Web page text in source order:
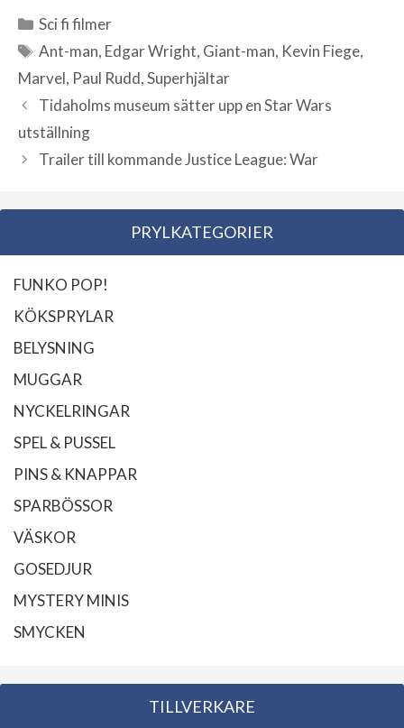
Kategorier
Sci fi filmer
Etiketter
Ant-man, Edgar Wright, Giant-man, Kevin Fiege,
Marvel, Paul Rudd,Superhjältar
Tidaholms museum sätter upp en Star Wars
utställning
Trailer till kommande Justice League: War
PRYLKATEGORIER
FUNKO POP!
KÖKSPRYLAR
BELYSNING
MUGGAR
NYCKELRINGAR
SPEL & PUSSEL
PINS & KNAPPAR
SPARBÖSSOR
VÄSKOR
GOSEDJUR
MYSTERY MINIS
SMYCKEN
TILLVERKARE